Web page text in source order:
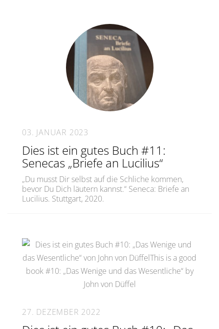
03. JANUAR 2023
Dies ist ein gutes Buch #11:
Senecas „Briefe an Lucilius“
„Du musst Dir selbst auf die Schliche kommen,
bevor Du Dich läutern kannst.“ Seneca: Briefe an
Lucilius. Stuttgart, 2020.
27. DEZEMBER 2022